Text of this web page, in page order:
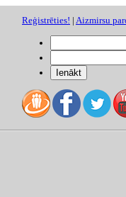
Reģistrēties! | Aizmirsu